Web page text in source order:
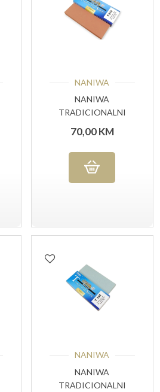
NANIWA
NANIWA
TRADICIONALNI
KAMEN #1000 GRIT
70,00KM
NANIWA
NANIWA
TRADICIONALNI